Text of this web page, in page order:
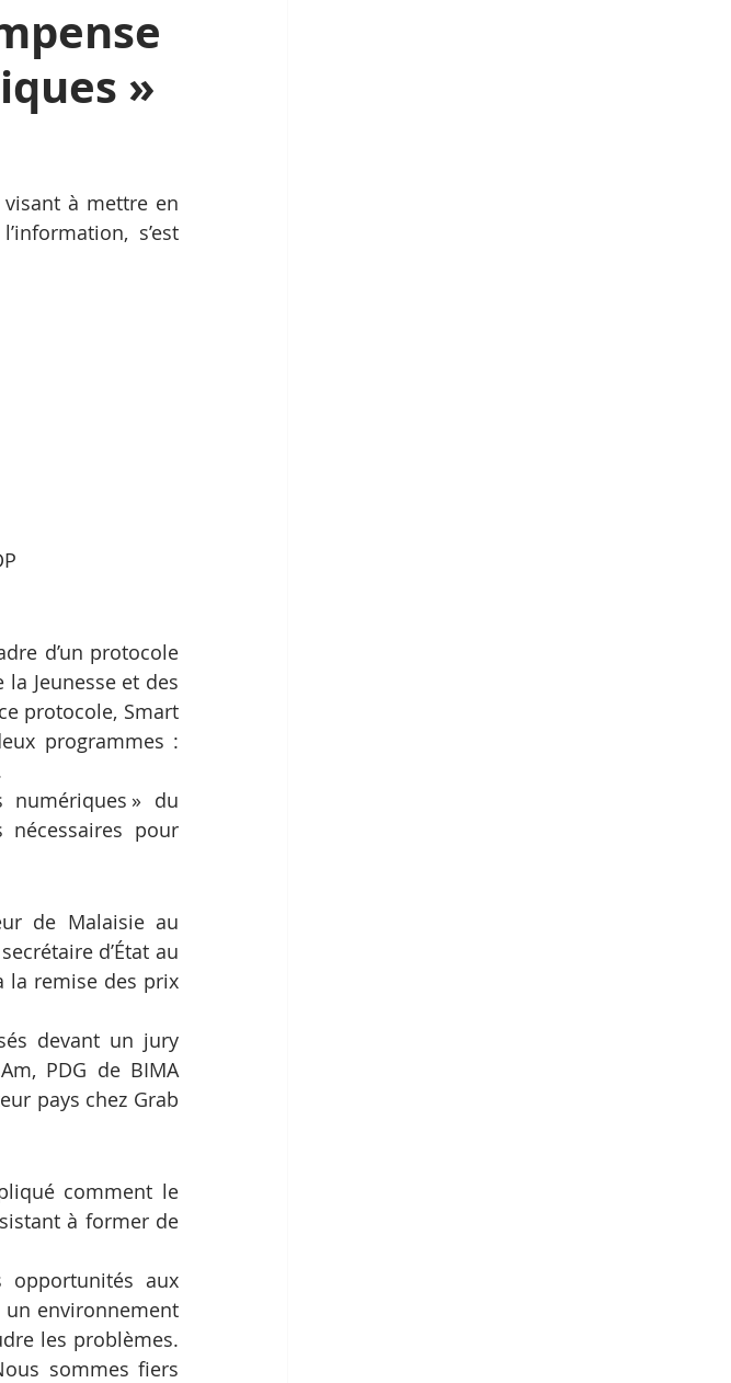
»
à mettre en
s’est
d’un protocole
Jeunesse et des
protocole, Smart
programmes :
» du
pour
de Malaisie au
d’État au
la remise des prix
devant un jury
PDG de BIMA
pays chez Grab
comment le
à former de
opportunités aux
environnement
les problèmes.
sommes fiers